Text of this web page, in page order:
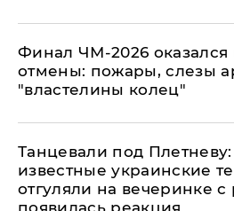
Финал ЧМ-2026 оказался
отмены: пожары, слезы
"властелины колец"
Танцевали под
известные украинские
отгуляли на вечеринке
появилась реакция